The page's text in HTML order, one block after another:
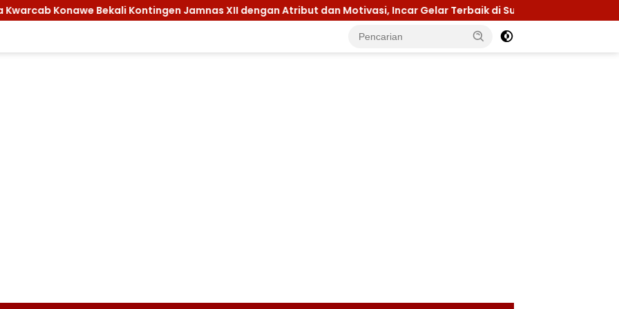
Konawe Bekali Kontingen Jamnas XII dengan Atribut dan Motivasi, Incar Gelar Terbaik di Sultra